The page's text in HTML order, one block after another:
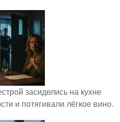
засиделись на кухне
и потягивали лёгкое вино.